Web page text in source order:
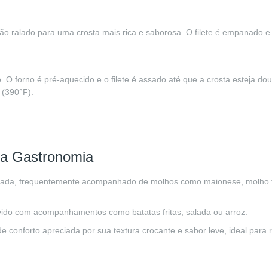
ralado para uma crosta mais rica e saborosa. O filete é empanado e
forno é pré-aquecido e o filete é assado até que a crosta esteja
Gastronomia
frequentemente acompanhado de molhos como maionese, molho
com acompanhamentos como batatas fritas, salada ou arroz.
conforto apreciada por sua textura crocante e sabor leve, ideal para